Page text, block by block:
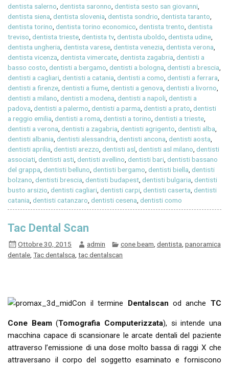
dentista salerno,dentista saronno,dentista sesto san giovanni,
dentista siena,dentista slovenia,dentista sondrio,dentista taranto,
dentista torino,dentista torino economico,dentista trento,dentista
treviso,dentista trieste,dentista tv,dentista uboldo,dentista udine,
dentista ungheria,dentista varese,dentista venezia,dentista verona,
dentista vicenza,dentista vimercate,dentista zagabria,dentisti a
basso costo,dentisti a bergamo,dentisti a bologna,dentisti a brescia,
dentisti a cagliari,dentisti a catania,dentisti a como,dentisti a ferrara,
dentisti a firenze,dentisti a fiume,dentisti a genova,dentisti a livorno,
dentisti a milano,dentisti a modena,dentisti a napoli,dentisti a
padova,dentisti a palermo,dentisti a parma,dentisti a prato,dentisti
a reggio emilia,dentisti a roma,dentisti a torino,dentisti a trieste,
dentisti a verona,dentisti a zagabria,dentisti agrigento,dentisti alba,
dentisti albania,dentisti alessandria,dentisti ancona,dentisti aosta,
dentisti aprilia,dentisti arezzo,dentisti asl,dentisti asl milano,dentisti
associati,dentisti asti,dentisti avellino,dentisti bari,dentisti bassano
del grappa,dentisti belluno,dentisti bergamo,dentisti biella,dentisti
bolzano,dentisti brescia,dentisti budapest,dentisti bulgaria,dentisti
busto arsizio,dentisti cagliari,dentisti carpi,dentisti caserta,dentisti
catania,dentisti catanzaro,dentisti cesena,dentisti como
Tac Dental Scan
Ottobre 30, 2015 admin cone beam dentista panoramica
dentale ,Tac dentalsca ,tac dentalscan
Con il termine Dentalscan od anche TC
Cone Beam(Tomografia Computerizzata), si intende una
macchina capace di scansionare le arcate dentali del paziente
attraverso l’emissione di una dose molto bassa di raggi X che
attraversano il corpo del soggetto esaminato e forniscono